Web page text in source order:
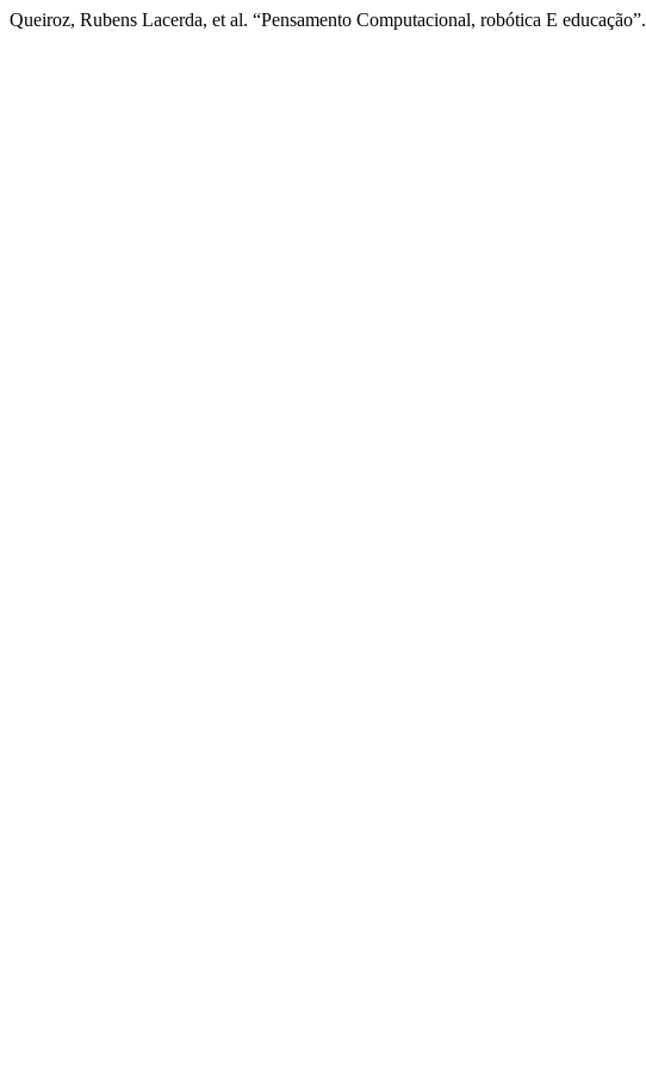
Queiroz, Rubens Lacerda, et al. “Pensamento Computacional, robótica E educação”.